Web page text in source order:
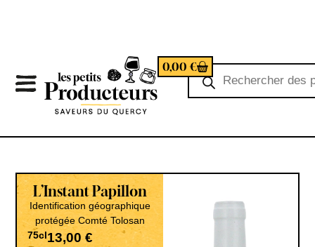
0,00 €
75cl13,00€
L’Instant Papillon
Identification géographique
protégée Comté Tolosan